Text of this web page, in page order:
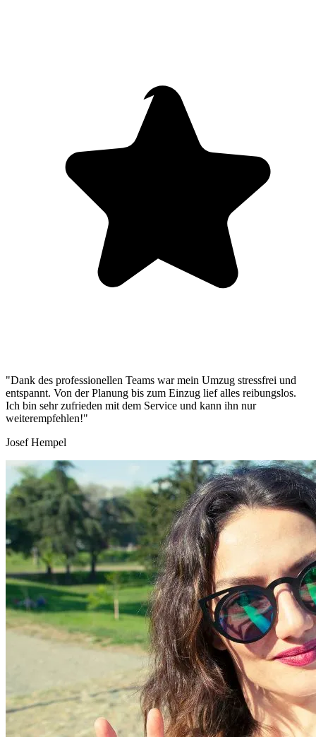
"Dank des professionellen Teams war mein Umzug stressfrei und
entspannt. Von der Planung bis zum Einzug lief alles reibungslos.
Ich bin sehr zufrieden mit dem Service und kann ihn nur
weiterempfehlen!"
Josef Hempel